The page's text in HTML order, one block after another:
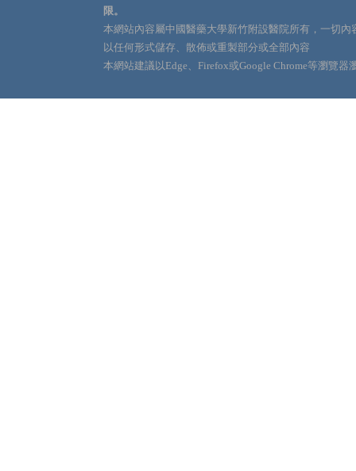
限。
本網站內容屬中國醫藥大學新竹附設醫院所有，一切
以任何形式儲存、散佈或重製部分或全部內容
本網站建議以Edge、Firefox或Google Chrome等瀏覽器